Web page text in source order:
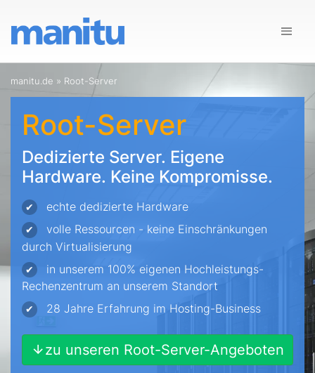
manitu.de » Root-Server
Root-Server
Dedizierte Server. Eigene
Hardware. Keine Kompromisse.
✔ echte dedizierte Hardware
✔
volle Ressourcen - keine Einschränkungen
durch Virtualisierung
✔
in unserem 100% eigenen Hochleistungs-
Rechenzentrum an unserem Standort
✔ 28 Jahre Erfahrung im Hosting-Business
zu unseren Root-Server-Angeboten